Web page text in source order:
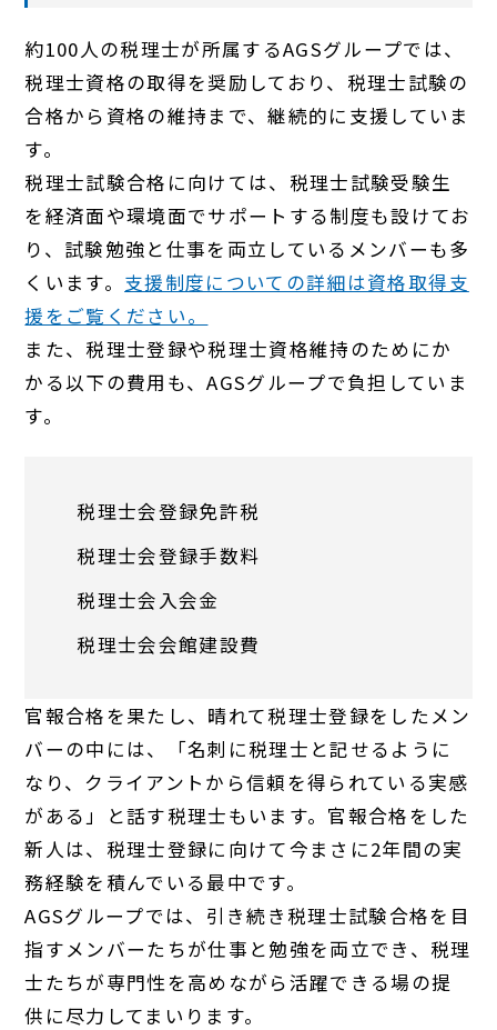
約100人の税理士が所属するAGSグループでは、
税理士資格の取得を奨励しており、税理士試験の
合格から資格の維持まで、継続的に支援していま
す。
税理士試験合格に向けては、税理士試験受験生
を経済面や環境面でサポートする制度も設けてお
り、試験勉強と仕事を両立しているメンバーも多
くいます。 支援制度についての詳細は資格取得支
援をご覧ください。
また、税理士登録や税理士資格維持のためにか
かる以下の費用も、AGSグループで負担していま
す。
税理士会登録免許税
税理士会登録手数料
税理士会入会金
税理士会会館建設費
官報合格を果たし、晴れて税理士登録をしたメン
バーの中には、「名刺に税理士と記せるように
なり、クライアントから信頼を得られている実感
がある」と話す税理士もいます。官報合格をした
新人は、税理士登録に向けて今まさに2年間の実
務経験を積んでいる最中です。
AGSグループでは、引き続き税理士試験合格を目
指すメンバーたちが仕事と勉強を両立でき、税理
士たちが専門性を高めながら活躍できる場の提
供に尽力してまいります。